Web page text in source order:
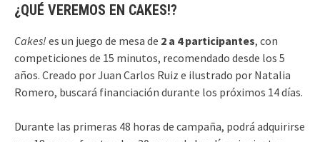
¿QUÉ VEREMOS EN CAKES!?
Cakes! es un juego de mesa de 2 a 4 participantes, con
competiciones de 15 minutos, recomendado desde los 5
años. Creado por Juan Carlos Ruiz e ilustrado por Natalia
Romero, buscará financiación durante los próximos 14 días.
Durante las primeras 48 horas de campaña, podrá adquirirse